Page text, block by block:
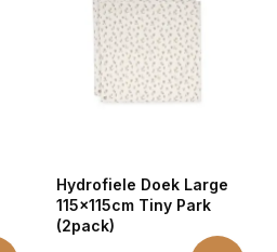
Hydrofiele Doek Large
115x115cm Tiny Park
(2pack)